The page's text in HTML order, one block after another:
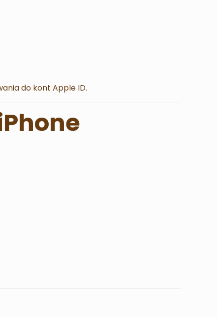
do kont Apple ID.